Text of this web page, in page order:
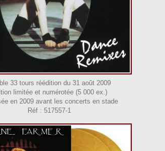
33 tours réédition du 31 août 2009
limitée et numérotée (5 000 ex.)
en 2009 avant les concerts en stade
Réf : 517557-1